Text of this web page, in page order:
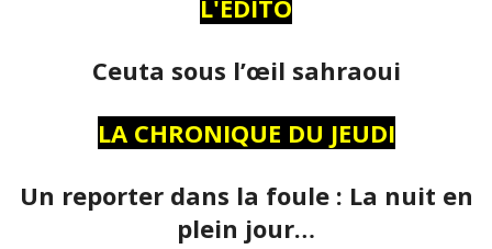
L'ÉDITO
Ceuta sous l’œil sahraoui
LA CHRONIQUE DU JEUDI
Un reporter dans la foule : La nuit en
plein jour…